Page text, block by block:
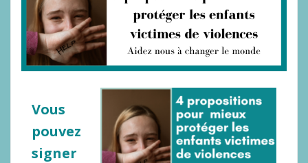
Vous
pouvez
signer